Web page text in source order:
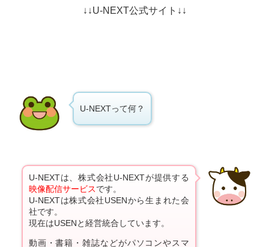
↓↓U-NEXT公式サイト↓↓
U-NEXTって何？
U-NEXTは、株式会社U-NEXTが提供する
映像配信サービスです。
U-NEXTは株式会社USENから生まれた会
社です。
現在はUSENと経営統合しています。
動画・書籍・雑誌などがパソコンやスマ